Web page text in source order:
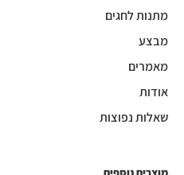
מתנות לחגים
מבצע
מאמרים
אודות
שאלות נפוצות